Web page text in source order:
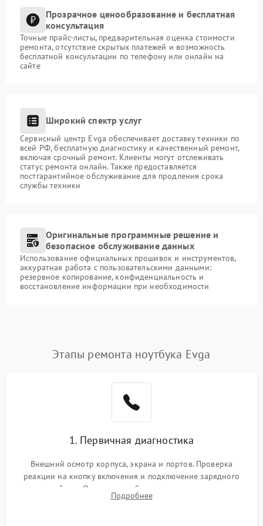
Прозрачное ценообразование и бесплатная
консультация
Точные прайс-листы, предварительная оценка стоимости
ремонта, отсутствие скрытых платежей и возможность
бесплатной консультации по телефону или онлайн на
сайте
Широкий спектр услуг
Сервисный центр Evga обеспечивает доставку техники по
всей РФ, бесплатную диагностику и качественный ремонт,
включая срочный ремонт. Клиенты могут отслеживать
статус ремонта онлайн. Также предоставляется
постгарантийное обслуживание для продления срока
службы техники
Оригинальные программные решение и
безопасное обслуживание данных
Использование официальных прошивок и инструментов,
аккуратная работа с пользовательскими данными:
резервное копирование, конфиденциальность и
восстановление информации при необходимости
Этапы ремонта ноутбука Evga
1. Первичная диагностика
Внешний осмотр корпуса, экрана и портов. Проверка
реакции на кнопку включения и подключение зарядного
устройства. Оценка потребления тока с помощью
лабораторного блока питания для локализации проблемы.
Подробнее